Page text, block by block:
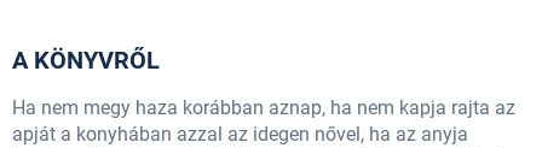
A KÖNYVRŐL
Ha nem megy haza korábban aznap, ha nem kapja rajta az
apját a konyhában azzal az idegen nővel, ha az anyja